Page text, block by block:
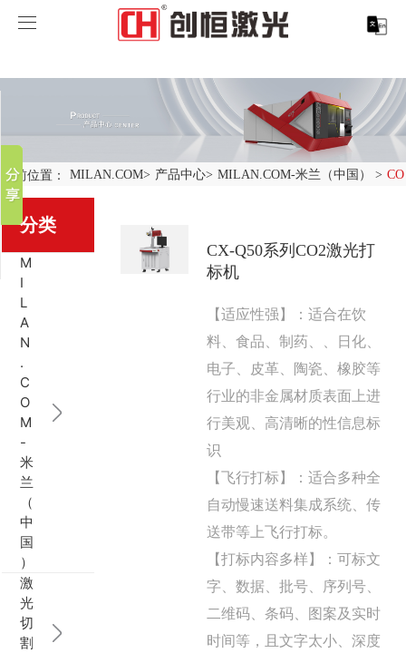
MILAN.COM
产品中心
MILAN.COM-米兰（中国）
紫外线激光打标机
在线飞行激光打标机
CX-3D系列激光打标机
精密激光切割机
激光焊接系列
创恒激光机械手臂激光焊接机
电机定转子铁芯单工位激光焊接机
新能源电机定转子铁芯激光焊接机
创恒激光阀芯焊接工作站
新能源汽车零配件激光焊接机
新能源电机定子铁芯激光焊接产线
新能源电机转子铁芯自动检测压铆产线
案例展示
汽车行业激光智能解决方案
客户案例
关于创恒
当前位置： MILAN.COM> 产品中心> MILAN.COM-米兰（中国）>
分类
M
I
L
A
N
.
C
O
M
-
米
兰
（
中
国
）
激
光
切
割
CX-Q50系列CO2激光打
标机
【适应性强】：适合在饮
料、食品、制药、、日化、
电子、皮革、陶瓷、橡胶等
行业的非金属材质表面上进
行美观、高清晰的性信息标
识
【飞行打标】：适合多种全
自动慢速送料集成系统、传
送带等上飞行打标。
【打标内容多样】：可标文
字、数据、批号、序列号、
二维码、条码、图案及实时
时间等，且文字太小、深度
微信
百度贴吧
QQ好友